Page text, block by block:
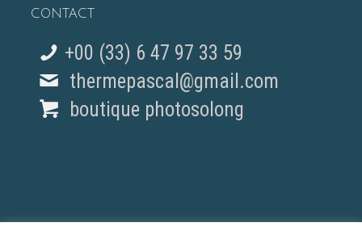
CONTACT
+00 (33) 6 47 97 33 59
thermepascal@gmail.com
boutique photosolong